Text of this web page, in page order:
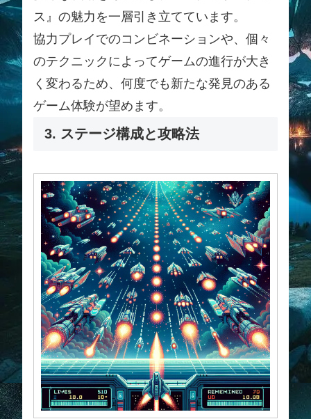
ス』の魅力を一層引き立てています。
協力プレイでのコンビネーションや、個々
のテクニックによってゲームの進行が大き
く変わるため、何度でも新たな発見のある
ゲーム体験が望めます。
3. ステージ構成と攻略法